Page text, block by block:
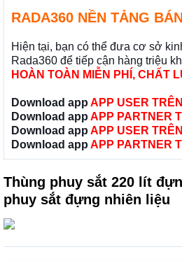
RADA360 NỀN TẢNG
Hiện tại, bạn có thể đưa cơ sở
Rada360 để tiếp cận hàng triệu
HOÀN TOÀN MIỄN PHÍ, CHẤT
Download app APP USER
Download app APP PARTNER
Download app APP USER
Download app APP PARTNER
Thùng phuy sắt 220 lít
phuy sắt đựng nhiên liệu